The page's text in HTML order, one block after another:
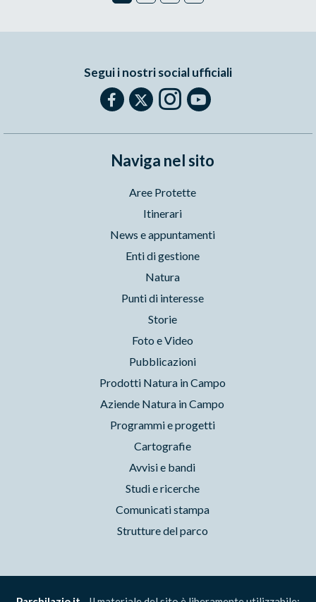
Segui i nostri social ufficiali
Naviga nel sito
Aree Protette
Itinerari
News e appuntamenti
Enti di gestione
Natura
Punti di interesse
Storie
Foto e Video
Pubblicazioni
Prodotti Natura in Campo
Aziende Natura in Campo
Programmi e progetti
Cartografie
Avvisi e bandi
Studi e ricerche
Comunicati stampa
Strutture del parco